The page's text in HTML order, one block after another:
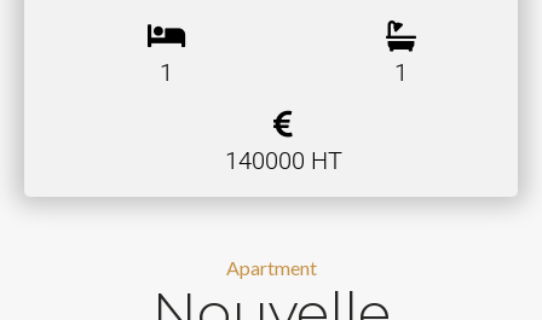
1 1
140000 HT
Apartment